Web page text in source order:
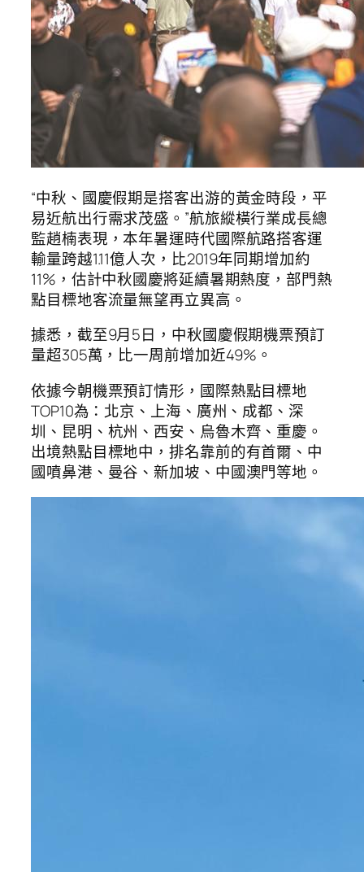
“中秋、國慶假期是搭客出游的黃金時段，平
易近航出行需求茂盛。”航旅縱橫行業成長總
監趙楠表現，本年暑運時代國際航路搭客運
輸量跨越1.11億人次，比2019年同期增加約
11%，估計中秋國慶將延續暑期熱度，部門熱
點目標地客流量無望再立異高。
據悉，截至9月5日，中秋國慶假期機票預訂
量超305萬，比一周前增加近49%。
依據今朝機票預訂情形，國際熱點目標地
TOP10為：北京、上海、廣州、成都、深
圳、昆明、杭州、西安、烏魯木齊、重慶。
出境熱點目標地中，排名靠前的有首爾、中
國噴鼻港、曼谷、新加坡、中國澳門等地。